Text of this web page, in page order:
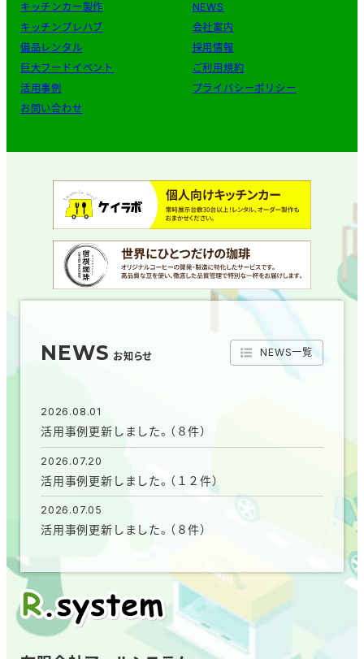
NEWS お知らせ NEWS一覧
2026.08.01
活用事例更新しました。（８件）
2026.07.20
活用事例更新しました。（１２件）
2026.07.05
活用事例更新しました。（８件）
キッチンカー製作
キッチンプレハブ
備品レンタル
巨大フードイベント
活用事例
お問い合わせ
NEWS
会社案内
採用情報
ご利用規約
プライバシーポリシー